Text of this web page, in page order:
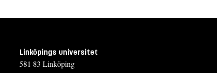
Linköpings universitet
581 83 Linköping